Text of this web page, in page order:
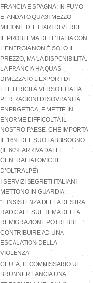
FRANCIA E SPAGNA: IN FUMO
E’ ANDATO QUASI MEZZO
MILIONE DI ETTARI DI VERDE
IL PROBLEMA DELL’ITALIA CON
L’ENERGIA NON È SOLO IL
PREZZO, MA LA DISPONIBILITÀ.
LA FRANCIA HA QUASI
DIMEZZATO L’EXPORT DI
ELETTRICITÀ VERSO L’ITALIA
PER RAGIONI DI SOVRANITÀ
ENERGETICA, E METTE IN
ENORME DIFFICOLTÀ IL
NOSTRO PAESE, CHE IMPORTA
IL 16% DEL SUO FABBISOGNO
(IL 60% ARRIVA DALLE
CENTRALI ATOMICHE
D’OLTRALPE)
I SERVIZI SEGRETI ITALIANI
METTONO IN GUARDIA:
“L’INSISTENZA DELLA DESTRA
RADICALE SUL TEMA DELLA
REMIGRAZIONE POTREBBE
CONTRIBUIRE AD UNA
ESCALATION DELLA
VIOLENZA”
CEUTA, IL COMMISSARIO UE
BRUNNER LANCIA UNA